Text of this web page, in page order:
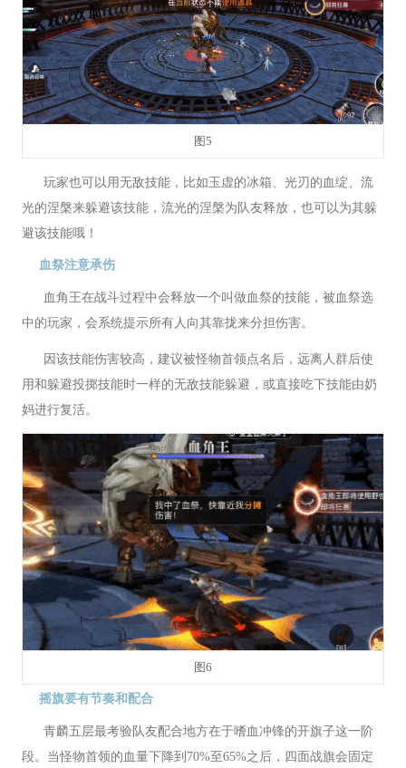
图5
玩家也可以用无敌技能，比如玉虚的冰箱、光刃的血绽、流
光的涅槃来躲避该技能，流光的涅槃为队友释放，也可以为其躲
避该技能哦！
血祭注意承伤
血角王在战斗过程中会释放一个叫做血祭的技能，被血祭选
中的玩家，会系统提示所有人向其靠拢来分担伤害。
因该技能伤害较高，建议被怪物首领点名后，远离人群后使
用和躲避投掷技能时一样的无敌技能躲避，或直接吃下技能由奶
妈进行复活。
图6
摇旗要有节奏和配合
青麟五层最考验队友配合地方在于嗜血冲锋的开旗子这一阶
段。当怪物首领的血量下降到70%至65%之后，四面战旗会固定